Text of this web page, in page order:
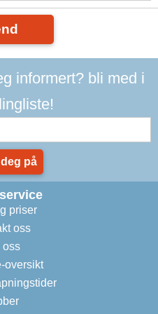
informert? bli med i
på
priser
oss
oss
oversikt